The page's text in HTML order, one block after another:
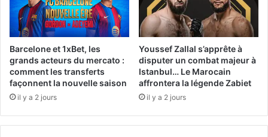
Barcelone et 1xBet, les
grands acteurs du mercato :
comment les transferts
façonnent la nouvelle saison
il y a 2 jours
Youssef Zallal s’apprête à
disputer un combat majeur à
Istanbul… Le Marocain
affrontera la légende Zabiet
il y a 2 jours